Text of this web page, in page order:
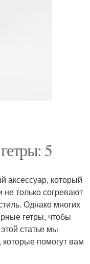
5
аксессуар, который
только согревают
Однако многих
гетры, чтобы
статье мы
помогут вам